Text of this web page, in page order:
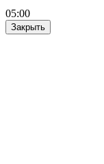
05:00
Закрыть